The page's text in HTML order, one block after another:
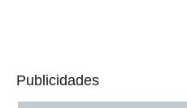
Publicidades